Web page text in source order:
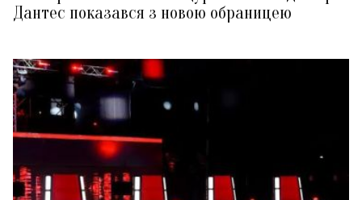
Дантес показався з новою обраницею